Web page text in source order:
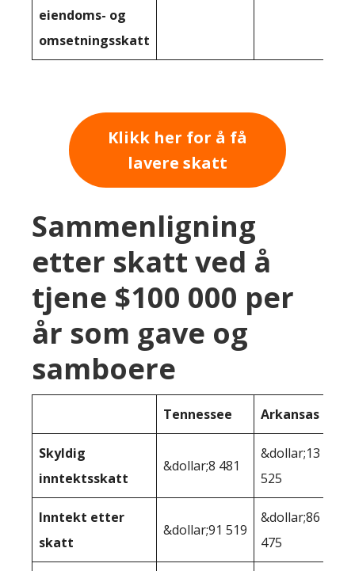
eiendoms- og
omsetningsskatt
Klikk her for å få
lavere skatt
Sammenligning
etter skatt ved å
tjene $100 000 per
år som gave og
samboere
Tennessee Arkansas
Skyldig
inntektsskatt
&dollar;8 481
&dollar;13
525
Inntekt etter
skatt
&dollar;91 519
&dollar;86
475